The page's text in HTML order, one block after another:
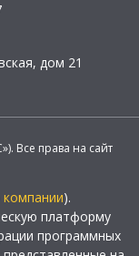
дом 21
Все права на сайт
компании).
платформу
программных